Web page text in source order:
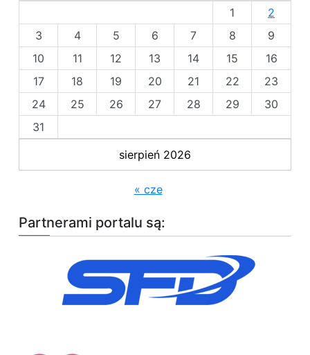
sierpień 2026
1
2
3
4 5 6 7 8
9
10
11 12 13 14 15
16
17
18 19 20 21 22
23
24
25 26 27 28 29
30
31
« cze
Partnerami portalu są: